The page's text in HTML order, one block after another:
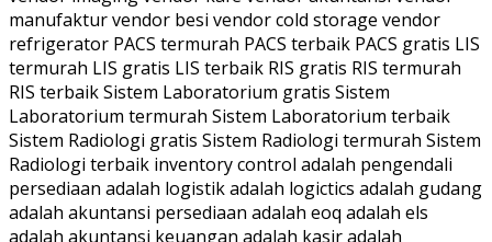
manufaktur vendor besi vendor cold storage vendor
refrigerator PACS termurah PACS terbaik PACS gratis LIS
termurah LIS gratis LIS terbaik RIS gratis RIS termurah
RIS terbaik Sistem Laboratorium gratis Sistem
Laboratorium termurah Sistem Laboratorium terbaik
Sistem Radiologi gratis Sistem Radiologi termurah Sistem
Radiologi terbaik inventory control adalah pengendali
persediaan adalah logistik adalah logictics adalah gudang
adalah akuntansi persediaan adalah eoq adalah els
adalah akuntansi keuangan adalah kasir adalah